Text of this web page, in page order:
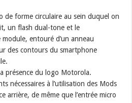
de forme circulaire au sein duquel on
un flash dual-tone et le
entouré d’un anneau
des contours du smartphone
présence du logo Motorola.
nécessaires à l’utilisation des Mods
arrière, de même que l’entrée micro